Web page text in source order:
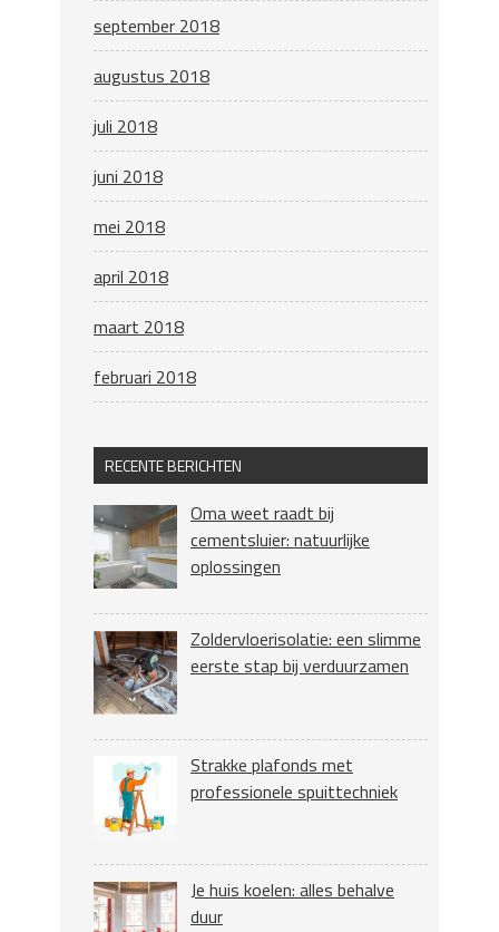
september 2018
augustus 2018
juli 2018
juni 2018
mei 2018
april 2018
maart 2018
februari 2018
RECENTE BERICHTEN
Oma weet raadt bij
cementsluier: natuurlijke
oplossingen
Zoldervloerisolatie: een slimme
eerste stap bij verduurzamen
Strakke plafonds met
professionele spuittechniek
Je huis koelen: alles behalve
duur